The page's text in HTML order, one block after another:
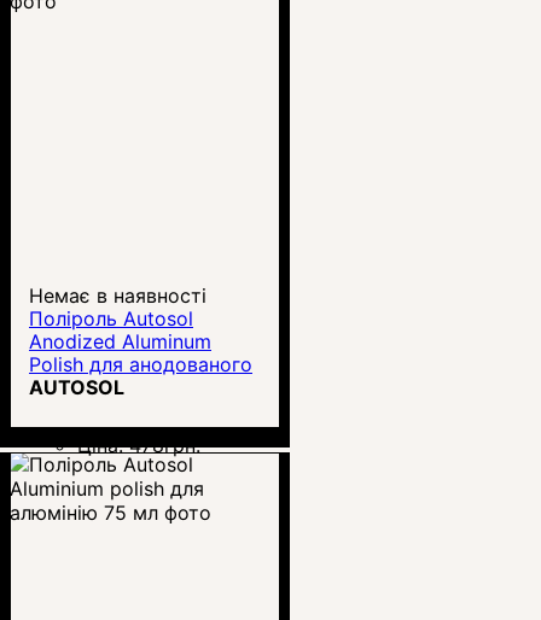
Немає в наявності
Поліроль Autosol
Anodized Aluminum
Polish для анодованого
алюмінію
AUTOSOL
Ціна:478грн.